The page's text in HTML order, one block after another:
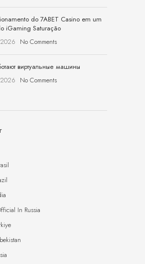
do 7ABET Casino em um
iGaming Saturação
No Comments
виртуальные машины
No Comments
In Russia